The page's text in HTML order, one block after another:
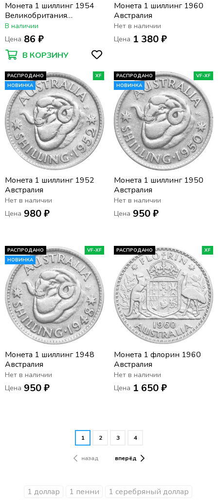
Монета 1 шиллинг 1954
Великобритания
(Английский герб)
В наличии
Цена 86 ₽
В КОРЗИНУ
Монета 1 шиллинг 1960
Австралия
Нет в наличии
Цена 1 380 ₽
РАСПРОДАНО
НОВИНКА
XF
Монета 1 шиллинг 1952
Австралия
Нет в наличии
Цена 980 ₽
РАСПРОДАНО
НОВИНКА
VF-XF
Монета 1 шиллинг 1950
Австралия
Нет в наличии
Цена 950 ₽
РАСПРОДАНО
НОВИНКА
VF-XF
Монета 1 шиллинг 1948
Австралия
Нет в наличии
Цена 950 ₽
РАСПРОДАНО XF
Монета 1 флорин 1960
Австралия
Нет в наличии
Цена 1 650 ₽
назад
1 2 3 4
вперёд
1 доллар 1 пенни
1 серебряный доллар